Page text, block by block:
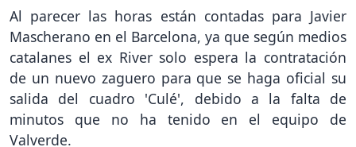
Al parecer las horas están contadas para Javier
Mascherano en el Barcelona, ya que según medios
catalanes el ex River solo espera la contratación
de un nuevo zaguero para que se haga oficial su
salida del cuadro 'Culé', debido a la falta de
minutos que no ha tenido en el equipo de
Valverde.